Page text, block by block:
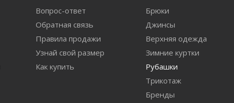
Вопрос-ответ
Обратная связь
Правила продажи
Узнай свой размер
Как купить
Брюки
Джинсы
Верхняя одежда
Зимние куртки
Рубашки
Трикотаж
Бренды